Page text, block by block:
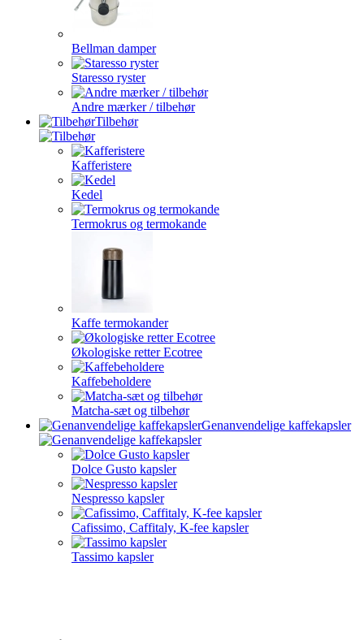
Bellman damper
Staresso ryster
Andre mærker / tilbehør
Tilbehør
Kafferistere
Kedel
Termokrus og termokande
Kaffe termokander
Økologiske retter Ecotree
Kaffebeholdere
Matcha-sæt og tilbehør
Genanvendelige kaffekapsler
Dolce Gusto kapsler
Nespresso kapsler
Cafissimo, Caffitaly, K-fee kapsler
Tassimo kapsler